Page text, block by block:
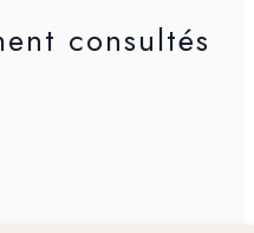
consultés